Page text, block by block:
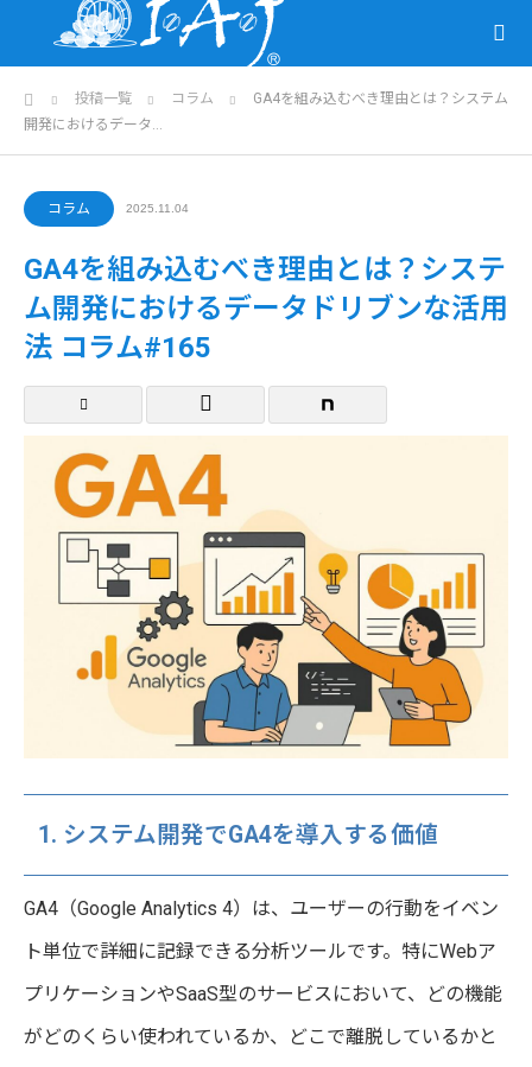
ホーム投稿一覧 コラム
GA4を組み込むべき理由とは？システム
開発におけるデータ…
コラム 2025.11.04
GA4を組み込むべき理由とは？システ
ム開発におけるデータドリブンな活用
法 コラム#165
1. システム開発でGA4を導入する価値
GA4（Google Analytics 4）は、ユーザーの行動をイベン
ト単位で詳細に記録できる分析ツールです。特にWebア
プリケーションやSaaS型のサービスにおいて、どの機能
がどのくらい使われているか、どこで離脱しているかと